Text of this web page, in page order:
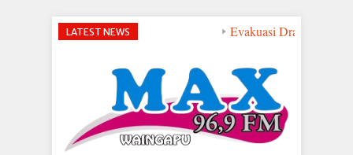
LATEST NEWS Evakuasi Dramatis di